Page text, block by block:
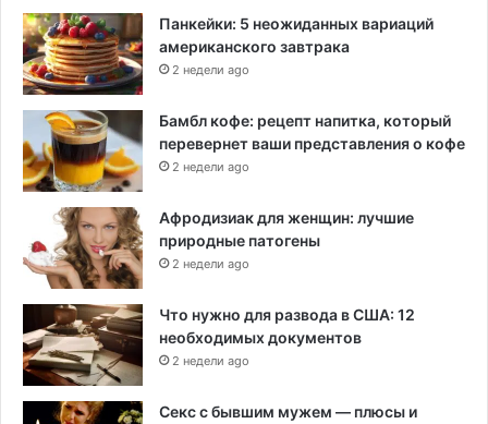
о
н
а
Панкейки: 5 неожиданных вариаций
американского завтрака
2 недели ago
Бамбл кофе: рецепт напитка, который
перевернет ваши представления о кофе
2 недели ago
Афродизиак для женщин: лучшие
природные патогены
2 недели ago
Что нужно для развода в США: 12
необходимых документов
2 недели ago
Секс с бывшим мужем — плюсы и